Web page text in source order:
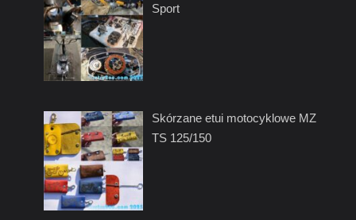
Sport
Skórzane etui motocyklowe MZ
TS 125/150